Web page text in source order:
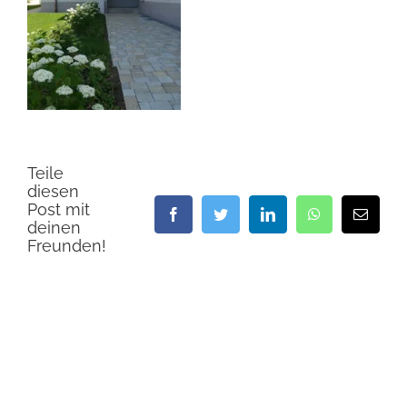
Teile
diesen
Post mit
deinen
Freunden!
FacebookTwitter LinkedIn WhatsApp
E-
Mail